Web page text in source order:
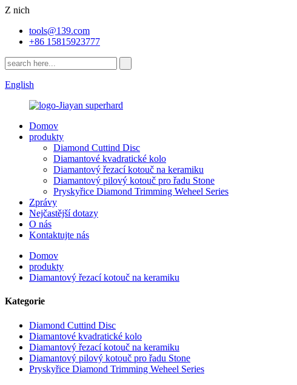
Z nich
tools@139.com
+86 15815923777
English
Domov
produkty
Diamond Cuttind Disc
Diamantové kvadratické kolo
Diamantový řezací kotouč na keramiku
Diamantový pilový kotouč pro řadu Stone
Pryskyřice Diamond Trimming Weheel Series
Zprávy
Nejčastější dotazy
O nás
Kontaktujte nás
Domov
produkty
Diamantový řezací kotouč na keramiku
Kategorie
Diamond Cuttind Disc
Diamantové kvadratické kolo
Diamantový řezací kotouč na keramiku
Diamantový pilový kotouč pro řadu Stone
Pryskyřice Diamond Trimming Weheel Series